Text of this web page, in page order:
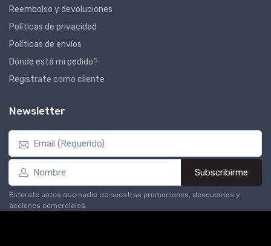
Reembolso y devoluciones
Políticas de privacidad
Políticas de envíos
Dónde está mi pedido?
Registrate como cliente
Newsletter
Subscribirme
Enterate antes que nadie de nuestras promociones, descuentos y
acciones comerciales.